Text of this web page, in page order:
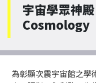
宇宙學眾神
Cosmology
為彰顯次震宇宙館之學